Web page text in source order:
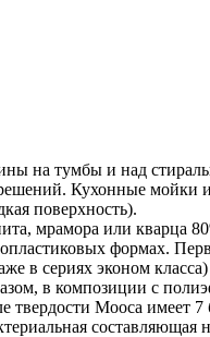
на тумбы и над
Кухонные мойки
поверхность).
мрамора или кварца
формах.
эконом класса)
в композиции с
Мооса имеет
составляющая